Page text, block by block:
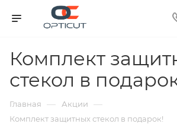
Комплект
стекол в
Главная — Акции —
Комплект защитных стекол в подарок!